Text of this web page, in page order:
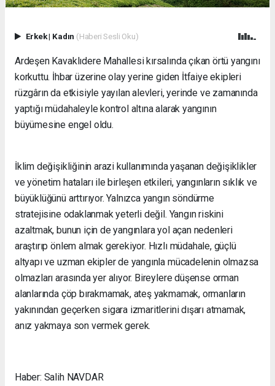
Erkek| Kadın (Haberi Sesli Oku)
Ardeşen Kavaklıdere Mahallesi kırsalında çıkan örtü yangını
korkuttu. İhbar üzerine olay yerine giden İtfaiye ekipleri
rüzgârın da etkisiyle yayılan alevleri, yerinde ve zamanında
yaptığı müdahaleyle kontrol altına alarak yangının
büyümesine engel oldu.
İklim değişikliğinin arazi kullanımında yaşanan değişiklikler
ve yönetim hataları ile birleşen etkileri, yangınların sıklık ve
büyüklüğünü arttırıyor. Yalnızca yangın söndürme
stratejisine odaklanmak yeterli değil. Yangın riskini
azaltmak, bunun için de yangınlara yol açan nedenleri
araştırıp önlem almak gerekiyor. Hızlı müdahale, güçlü
altyapı ve uzman ekipler de yangınla mücadelenin olmazsa
olmazları arasında yer alıyor. Bireylere düşense orman
alanlarında çöp bırakmamak, ateş yakmamak, ormanların
yakınından geçerken sigara izmaritlerini dışarı atmamak,
anız yakmaya son vermek gerek.
Haber: Salih NAVDAR